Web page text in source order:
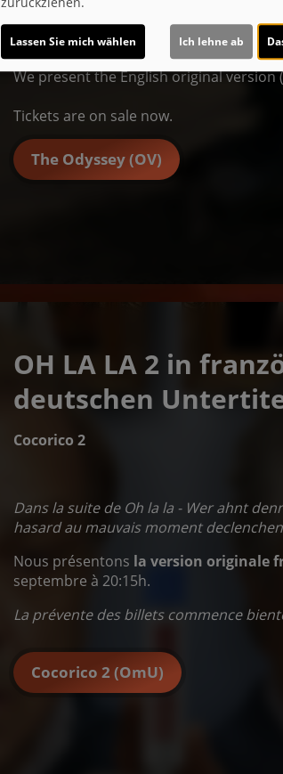
sorceress Circe.
We present the English original version
Tickets are on sale now.
The Odyssey (OV)
OH LA LA 2 in
deutschen
Cocorico 2
Dans la suite de Oh la la - Wer ahnt
hasard au mauvais moment
Nous présentons la version originale
septembre à 20:15h.
La prévente des billets commence
Cocorico 2 (OmU)
Lassen Sie mich wählen Ich lehne ab